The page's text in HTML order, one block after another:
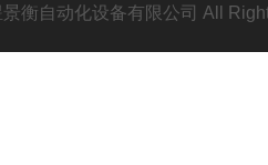
景衡自动化设备有限公司 All